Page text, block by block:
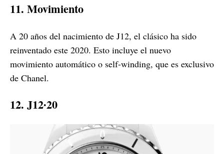
11. Movimiento
A 20 años del nacimiento de J12, el clásico ha sido
reinventado este 2020. Esto incluye el nuevo
movimiento automático o self-winding, que es exclusivo
de Chanel.
12. J12∙20